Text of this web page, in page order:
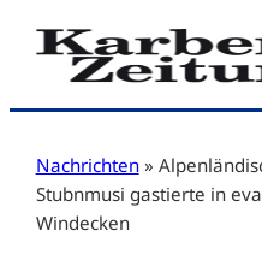
Zum
Inhalt
Nachrichten »
Stubnmusi gastierte in
Windecken